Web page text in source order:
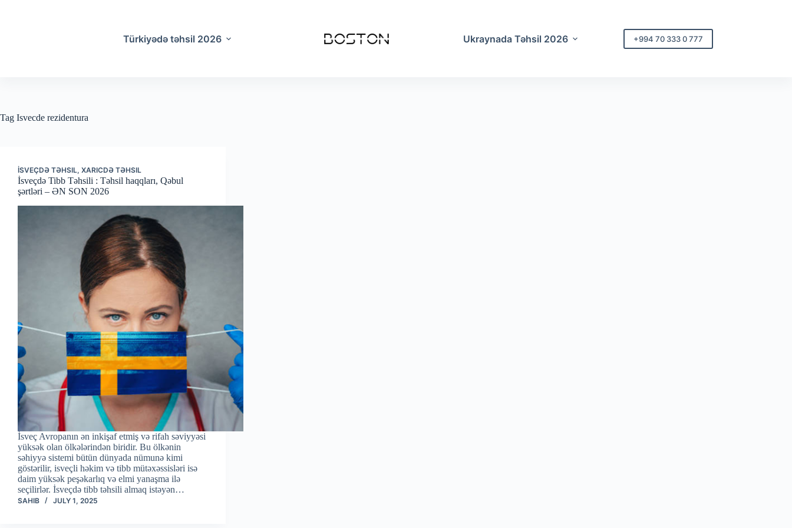
Türkiyədə təhsil 2026 Ukraynada Təhsil 2026 +994 70 333 0 777
Tag Isvecde rezidentura
İSVEÇDƏ TƏHSIL, XARICDƏ TƏHSIL
İsveçdə Tibb Təhsili : Təhsil haqqları, Qəbul
şərtləri – ƏN SON 2026
İsveç Avropanın ən inkişaf etmiş və rifah səviyyəsi
yüksək olan ölkələrindən biridir. Bu ölkənin
səhiyyə sistemi bütün dünyada nümunə kimi
göstərilir, isveçli həkim və tibb mütəxəssisləri isə
daim yüksək peşəkarlıq və elmi yanaşma ilə
seçilirlər. İsveçdə tibb təhsili almaq istəyən…
SAHIB JULY 1, 2025